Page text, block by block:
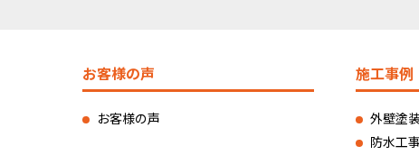
お客様の声
お客様の声
施工事例
外壁塗
防水工